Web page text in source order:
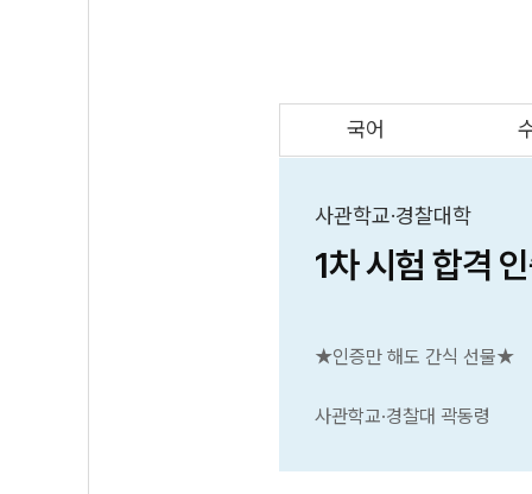
국어
사관학교·경찰대학
1차 시험 합격
★인증만 해도 간식 선물★
사관학교·경찰대 곽동령